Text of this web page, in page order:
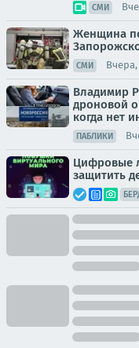
СМИ
Женщина
СМИ Вчера,
Владимир
дроновой
когда нет
ПАБЛИКИ
Цифровые
защитить